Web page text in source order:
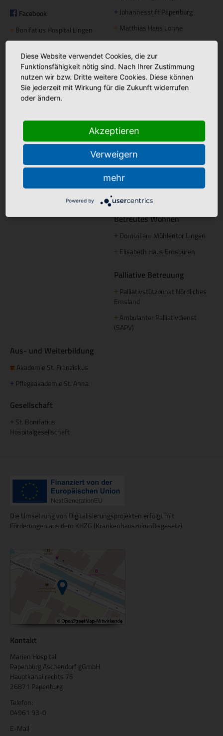
Facebook
+ Bonifatius Hospital Lingen
Hümmling Hospital Sögel
Marien Hospital Papenburg
Aschendorf
Hospitalgesellschaft
+ Johannesstift Papenburg
+ Matthias Haus Lohne
Mutter Teresa Haus Lingen
Tagespflege
+Maria Anna Haus Lengerich
Ambulante Pflege
+Caritas Altenhilfe Emsland
+Caritas Sozialstation Lingen
Ambulante Pflege Sögel
Betreutes Wohnen
Domizil am Mühlentor Lingen
Elisabeth Haus Emsbüren
Palliative Betreuung
+ Palliativstützpunkt Nördliches
Emsland
+ Ambulanter Palliativdienst
(SAPV)
Aus- und Weiterbildung
Akademie St. Franziskus
+ Pflegeakademie St. Anna
Gesellschaft
St. Bonifatius
Hospitalgesellschaft
Die Umsetzung von Digitalisierungsprojekten erfolgt mit
Förderungen aus dem KHZG (Krankenhauszukunftsgesetz).
Kontakt
Marien Hospital
Papenburg Aschendorf gGmbH
Hauptkanal rechts 75
26871 Papenburg
Telefon:
04961 93-0
E-Mail
Diese Website verwendet Cookies, die zur
Funktionsfähigkeit nötig sind. Nach Ihrer Zustimmung
nutzen wir bzw. Dritte weitere Cookies. Diese können
Sie jederzeit mit Wirkung für die Zukunft widerrufen
oder ändern.
Akzeptieren
Verweigern
mehr
Powered by